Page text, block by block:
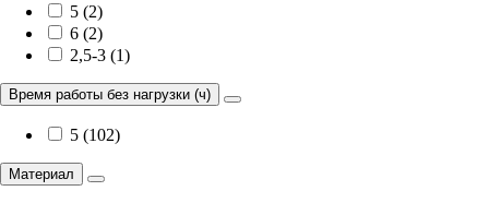
5 (2)
6 (2)
2,5-3 (1)
Время работы без нагрузки (ч)
5 (102)
Материал